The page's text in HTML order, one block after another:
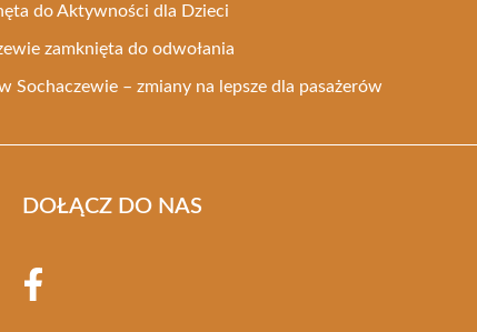
do Aktywności dla Dzieci
zamknięta do odwołania
Sochaczewie – zmiany na lepsze dla pasażerów
DOŁĄCZ DO NAS